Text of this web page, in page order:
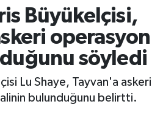
Büyükelçisi,
operasyon
söyledi
Lu Shaye, Tayvan'a askeri
bulunduğunu belirtti.